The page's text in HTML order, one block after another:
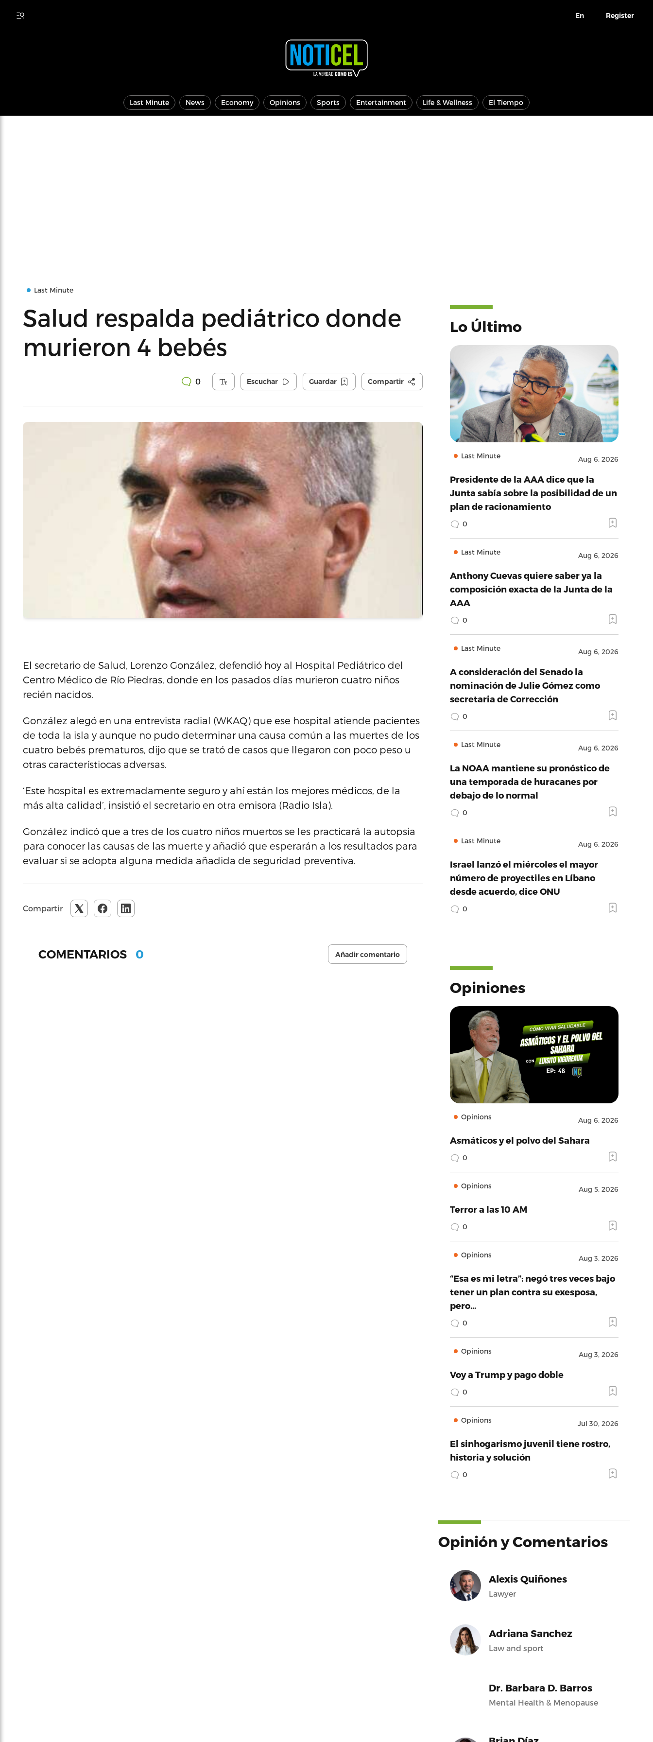
En Register
Last Minute News Economy Opinions Sports Entertainment Life & Wellness El Tiempo
Last Minute
Salud respalda pediátrico donde
murieron 4 bebés
0 Escuchar Guardar Compartir
El secretario de Salud, Lorenzo González, defendió hoy al Hospital Pediátrico del
Centro Médico de Río Piedras, donde en los pasados días murieron cuatro niños
recién nacidos.
González alegó en una entrevista radial (WKAQ) que ese hospital atiende pacientes
de toda la isla y aunque no pudo determinar una causa común a las muertes de los
cuatro bebés prematuros, dijo que se trató de casos que llegaron con poco peso u
otras característiocas adversas.
‘Este hospital es extremadamente seguro y ahí están los mejores médicos, de la
más alta calidad’, insistió el secretario en otra emisora (Radio Isla).
González indicó que a tres de los cuatro niños muertos se les practicará la autopsia
para conocer las causas de las muerte y añadió que esperarán a los resultados para
evaluar si se adopta alguna medida añadida de seguridad preventiva.
Compartir
COMENTARIOS 0 Añadir comentario
Lo Último
Last Minute Aug 6, 2026
Presidente de la AAA dice que la
Junta sabía sobre la posibilidad de un
plan de racionamiento
0
Last Minute Aug 6, 2026
Anthony Cuevas quiere saber ya la
composición exacta de la Junta de la
AAA
0
Last Minute Aug 6, 2026
A consideración del Senado la
nominación de Julie Gómez como
secretaria de Corrección
0
Last Minute Aug 6, 2026
La NOAA mantiene su pronóstico de
una temporada de huracanes por
debajo de lo normal
0
Last Minute Aug 6, 2026
Israel lanzó el miércoles el mayor
número de proyectiles en Líbano
desde acuerdo, dice ONU
0
Opiniones
Opinions Aug 6, 2026
Asmáticos y el polvo del Sahara
0
Opinions Aug 5, 2026
Terror a las 10 AM
0
Opinions Aug 3, 2026
“Esa es mi letra”: negó tres veces bajo
tener un plan contra su exesposa,
pero…
0
Opinions Aug 3, 2026
Voy a Trump y pago doble
0
Opinions Jul 30, 2026
El sinhogarismo juvenil tiene rostro,
historia y solución
0
Opinión y Comentarios
Alexis Quiñones
Lawyer
Adriana Sanchez
Law and sport
Dr. Barbara D. Barros
Mental Health & Menopause